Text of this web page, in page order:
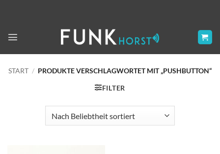
START / PRODUKTE VERSCHLAGWORTET MIT „PUSHBUTTON“
FILTER